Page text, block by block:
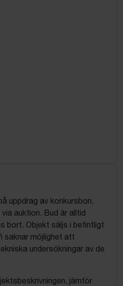
uppdrag av konkursbon,
auktion. Bud är alltid
bort. Objekt säljs i befintligt
saknar möjlighet att
undersökningar av de
jämför